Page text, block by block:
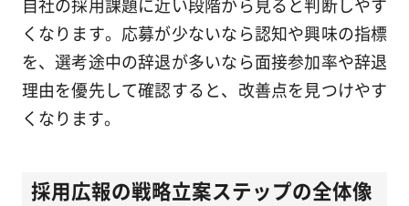
くなります。応募が少ないなら認知や興味の指標
を、選考途中の辞退が多いなら面接参加率や辞退
理由を優先して確認すると、改善点を見つけやす
くなります。
採用広報の戦略立案ステップの全体像